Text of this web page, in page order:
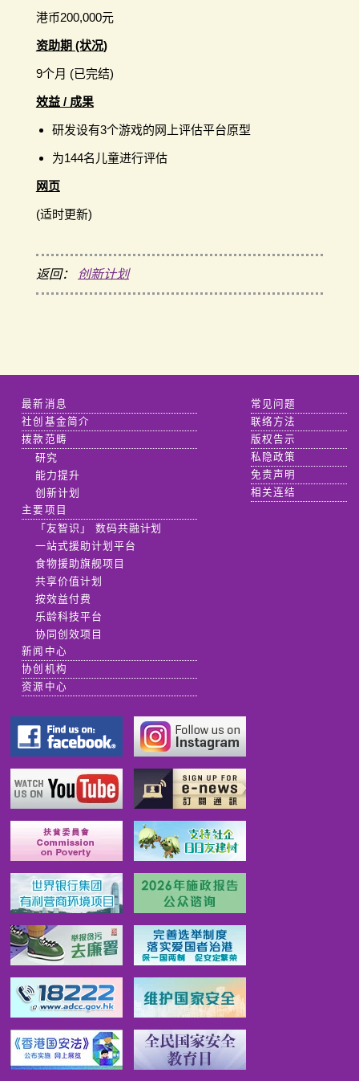
港币200,000元
资助期 (状况)
9个月 (已完结)
效益 / 成果
研发设有3个游戏的网上评估平台原型
为144名儿童进行评估
网页
(适时更新)
返回： 创新计划
最新消息
社创基金简介
拨款范畴
研究
能力提升
创新计划
主要项目
「友智识」 数码共融计划
一站式援助计划平台
食物援助旗舰项目
共享价值计划
按效益付费
乐龄科技平台
协同创效项目
新闻中心
协创机构
资源中心
常见问题
联络方法
版权告示
私隐政策
免责声明
相关连结